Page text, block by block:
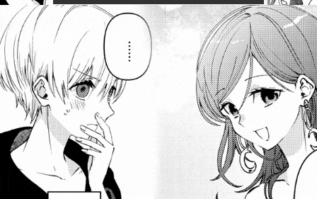
【動画】大阪府警に射殺されたオッサン、めちゃめち
ゃ苦しそうに...
町の弁当屋「申し訳ないが消費税1%になったらその分
商品代を値...
【悲報】大学生の頃に出会った小学生と結婚した男、
めちゃくちゃ...
【画像】かつて天下を獲っていたYouTuberの現在ｗｗ
侍戦士、井端を酷評「選手との会話がほとんどなく意
思疎通が難し...
なんでみんなそんなに共産主義嫌なん？他